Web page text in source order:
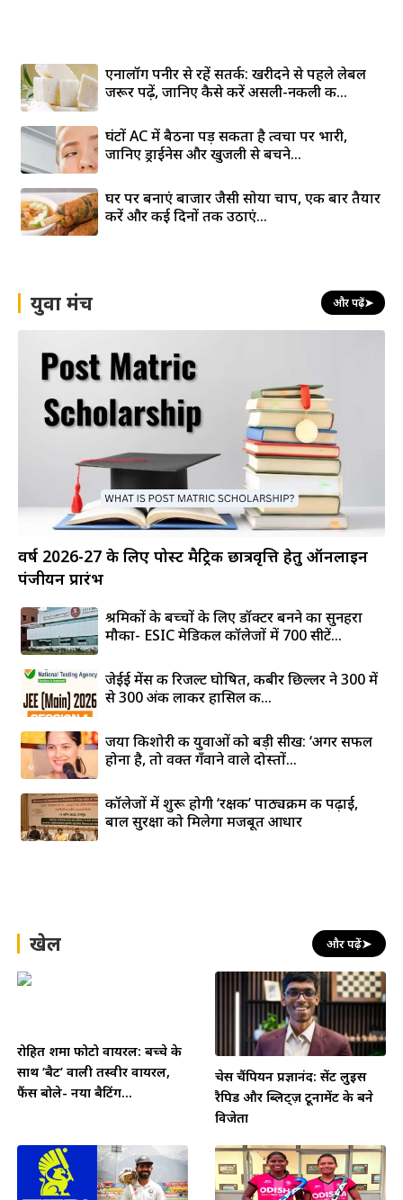
एनालॉग पनीर से रहें सतर्क: खरीदने से पहले लेबल
जरूर पढ़ें, जानिए कैसे करें असली-नकली की...
घंटों AC में बैठना पड़ सकता है त्वचा पर भारी,
जानिए ड्राईनेस और खुजली से बचने...
घर पर बनाएं बाजार जैसी सोया चाप, एक बार तैयार
करें और कई दिनों तक उठाएं...
युवा मंच और पढ़ें➤
वर्ष 2026-27 के लिए पोस्ट मैट्रिक छात्रवृत्ति हेतु ऑनलाइन
पंजीयन प्रारंभ
श्रमिकों के बच्चों के लिए डॉक्टर बनने का सुनहरा
मौका- ESIC मेडिकल कॉलेजों में 700 सीटें...
जेईई मेंस की रिजल्ट घोषित, कबीर छिल्लर ने 300 में
से 300 अंक लाकर हासिल की...
जया किशोरी की युवाओं को बड़ी सीख: ‘अगर सफल
होना है, तो वक्त गँवाने वाले दोस्तों...
कॉलेजों में शुरू होगी ‘रक्षक’ पाठ्यक्रम की पढ़ाई,
बाल सुरक्षा को मिलेगा मजबूत आधार
खेल और पढ़ें➤
रोहित शर्मा फोटो वायरल: बच्चे के
साथ ‘बैट’ वाली तस्वीर वायरल,
फैंस बोले- नया बैटिंग...
चेस चैंपियन प्रज्ञानंद: सेंट लुइस
रैपिड और ब्लिट्ज़ टूर्नामेंट के बने
विजेता